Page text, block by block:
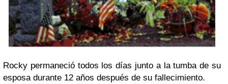
Rocky permaneció todos los días junto a la tumba de su
esposa durante 12 años después de su fallecimiento.